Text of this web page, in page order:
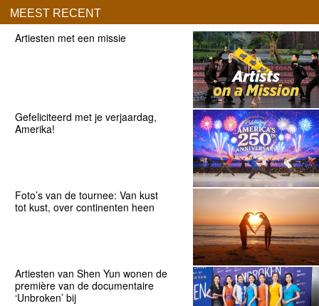
MEEST RECENT
Artiesten met een missie
Gefeliciteerd met je verjaardag,
Amerika!
Foto’s van de tournee: Van kust
tot kust, over continenten heen
Artiesten van Shen Yun wonen de
première van de documentaire
‘Unbroken’ bij